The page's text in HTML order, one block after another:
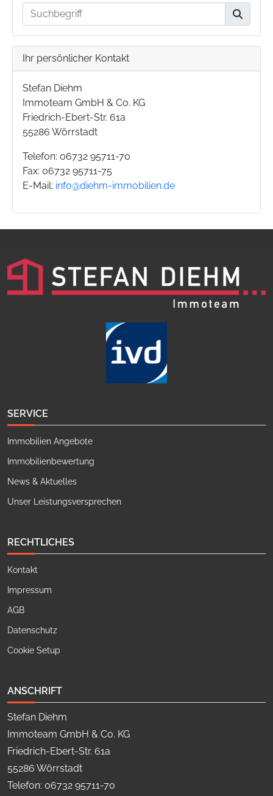
Ihr persönlicher Kontakt
Stefan Diehm
Immoteam GmbH & Co. KG
Friedrich-Ebert-Str. 61a
55286 Wörrstadt
Telefon: 06732 95711-70
Fax: 06732 95711-75
E-Mail: info@diehm-immobilien.de
SERVICE
Immobilien Angebote
Immobilienbewertung
News & Aktuelles
Unser Leistungsversprechen
RECHTLICHES
Kontakt
Impressum
AGB
Datenschutz
Cookie Setup
ANSCHRIFT
Stefan Diehm
Immoteam GmbH & Co. KG
Friedrich-Ebert-Str. 61a
55286 Wörrstadt
Telefon: 06732 95711-70